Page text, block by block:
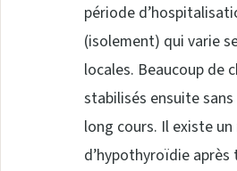
période
(isolement) qui varie
locales. Beaucoup de
stabilisés ensuite
long cours. Il existe
d’hypothyroïdie après